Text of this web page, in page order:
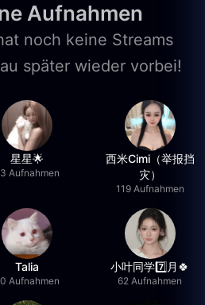
Aufnahmen
noch keine Streams
später wieder vorbei!
星星🌟
Aufnahmen
西米Cimi（举报挡
灾）
119 Aufnahmen
Talia
Aufnahmen
小叶同学7️⃣月🍀
62 Aufnahmen